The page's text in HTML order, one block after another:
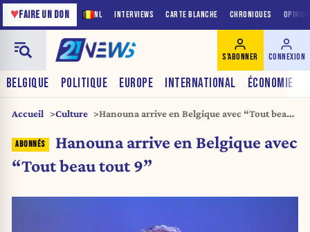
NL INTERVIEWS CARTE BLANCHE CHRONIQUES
♥FAIRE UN DON
BELGIQUE POLITIQUE EUROPE INTERNATIONAL ÉCONOMIE
S'ABONNER CONNEXION
Accueil Culture
Hanouna arrive en Belgique avec “Tout beau
Hanouna arrive en Belgique avec
“Tout beau tout 9”